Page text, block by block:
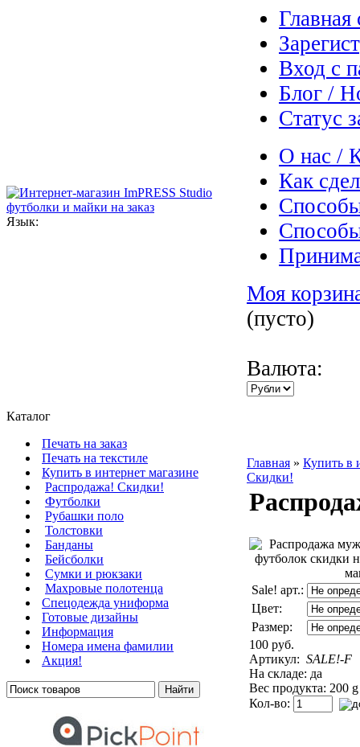
Язык:
Главная
Вход с
Блог /
Статус
О нас /
Как
Моя
(пусто)
Валюта:
Каталог
Печать на заказ
Печать на текстиле
Купить в интернет магазине
Распродажа! Скидки!
Футболки
Рубашки поло
Толстовки
Банданы
Бейсболки
Сумки и рюкзаки
Махровые полотенца
Cпецодежда униформа
Готовые дизайны
Информация
Номера имена фамилии
Акция!
Главная » Купить в
Скидки!
Sale! арт.:
Цвет:
Размер:
100 руб.
Артикул: SALE!-F
На складе: да
Вес продукта: 200 g
Кол-во: